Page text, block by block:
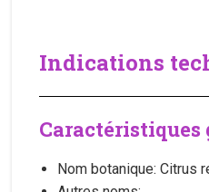
Indications
Caractéristiques
Nom botanique: Citrus